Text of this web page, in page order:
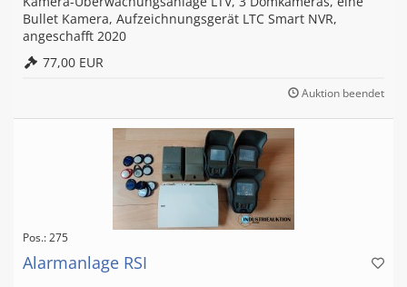
Bullet Kamera, Aufzeichnungsgerät LTC Smart NVR,
angeschafft 2020
77,00 EUR
Auktion beendet
Pos.: 275
Alarmanlage RSI